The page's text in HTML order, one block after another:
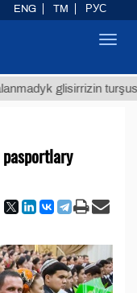
glisirrizin turşusy (t.)
ENG TM РУС